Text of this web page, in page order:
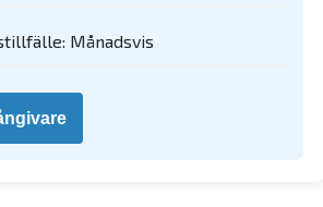
Månadsvis